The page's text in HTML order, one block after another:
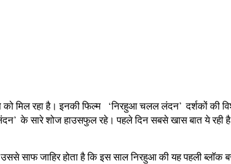
मिल रहा है। इनकी फिल्‍म ‘निरहुआ चलल लंदन’ दर्शकों की
के सारे शोज हाउसफुल रहे। पहले दिन सबसे खास बात ये रही
साफ जाहिर होता है कि इस साल निरहुआ की यह पहली ब्‍लॉक